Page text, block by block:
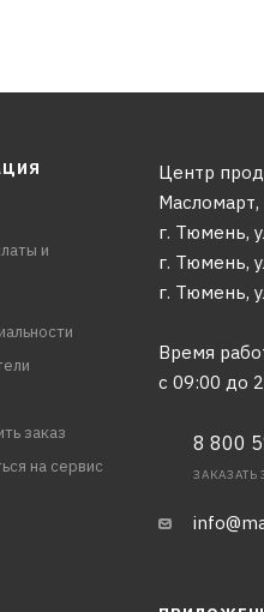
и
заказ
на сервис
Центр
Масломарт,
г. Тюмень,
г. Тюмень,
г. Тюмень,
Время
с 09:00 до
8 800
ЗАКАЗАТЬ